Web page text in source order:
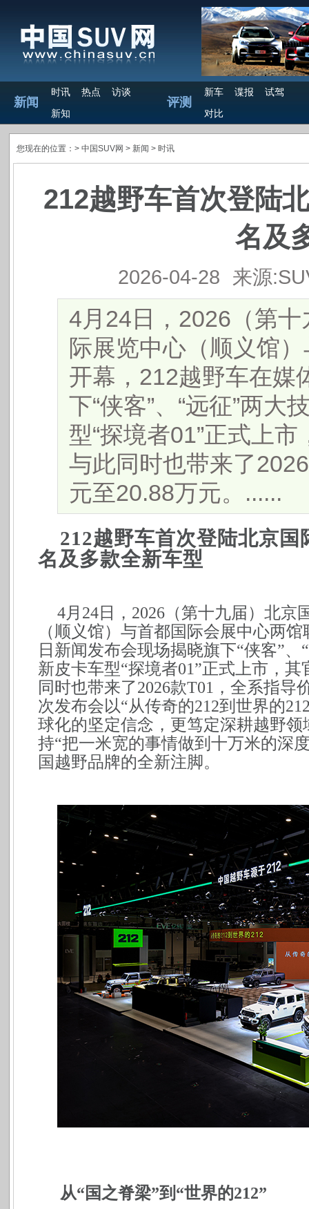
新闻
时讯 热点
访谈
新知
评测
新车 谍报
试驾
对比
您现在的位置：> 中国SUV网 > 新闻 > 时讯
212越野车首次登陆
名及
2026-04-28 来源
4月24日，2026（第
际展览中心（顺义馆
开幕，212越野车在媒
下“侠客”、“远征”两大
型“探境者01”正式上
与此同时也带来了
元至20.88万元。......
212越野车首次登陆北京
名及多款全新车型
4月24日，2026（第十九届）北
（顺义馆）与首都国际会展中心两
日新闻发布会现场揭晓旗下“侠客”
新皮卡车型“探境者01”正式上市，
同时也带来了2026款T01，全系指导
次发布会以“从传奇的212到世界的
球化的坚定信念，更笃定深耕越野
持“把一米宽的事情做到十万米的深
国越野品牌的全新注脚。
从“国之脊梁”到“世界的212”